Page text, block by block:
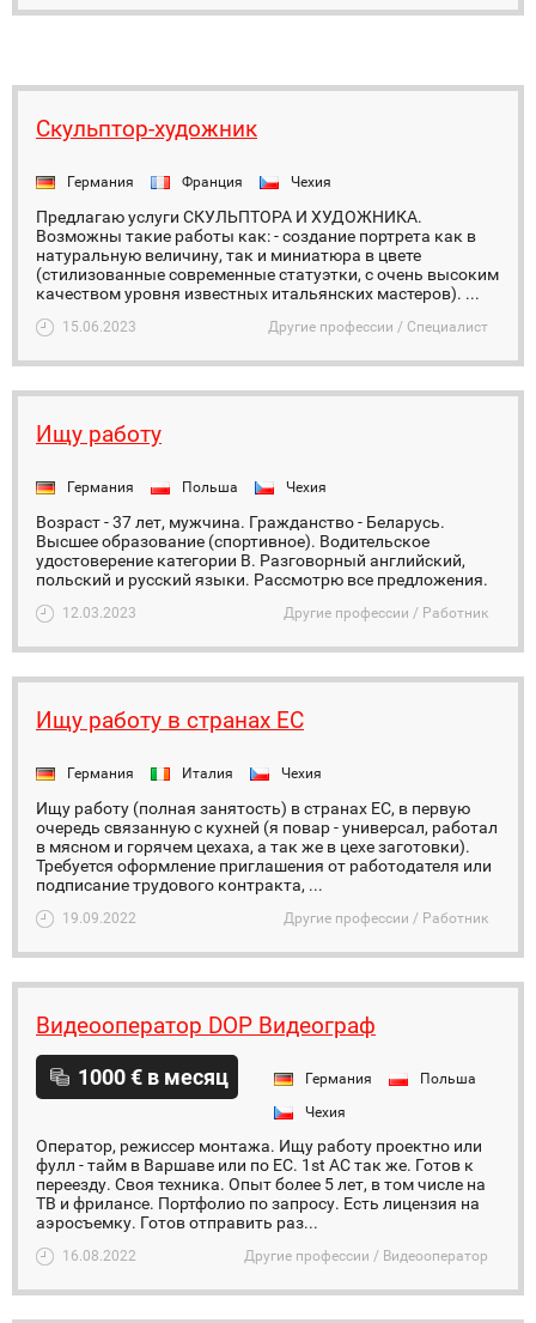
Скульптор-художник
Германия Франция Чехия
Предлагаю услуги СКУЛЬПТОРА И ХУДОЖНИКА.
Возможны такие работы как: - создание портрета как в
натуральную величину, так и миниатюра в цвете
(стилизованные современные статуэтки, с очень высоким
качеством уровня известных итальянских мастеров). ...
15.06.2023 Другие профессии / Специалист
Ищу работу
Германия Польша Чехия
Возраст - 37 лет, мужчина. Гражданство - Беларусь.
Высшее образование (спортивное). Водительское
удостоверение категории В. Разговорный английский,
польский и русский языки. Рассмотрю все предложения.
12.03.2023 Другие профессии / Работник
Ищу работу в странах ЕС
Германия Италия Чехия
Ищу работу (полная занятость) в странах ЕС, в первую
очередь связанную с кухней (я повар - универсал, работал
в мясном и горячем цехаха, а так же в цехе заготовки).
Требуется оформление приглашения от работодателя или
подписание трудового контракта, ...
19.09.2022 Другие профессии / Работник
Видеооператор DOP Видеограф
1000 € в месяц Германия
Польша
Чехия
Оператор, режиссер монтажа. Ищу работу проектно или
фулл - тайм в Варшаве или по ЕС. 1st AC так же. Готов к
переезду. Своя техника. Опыт более 5 лет, в том числе на
ТВ и фрилансе. Портфолио по запросу. Есть лицензия на
аэросъемку. Готов отправить раз...
16.08.2022 Другие профессии / Видеооператор